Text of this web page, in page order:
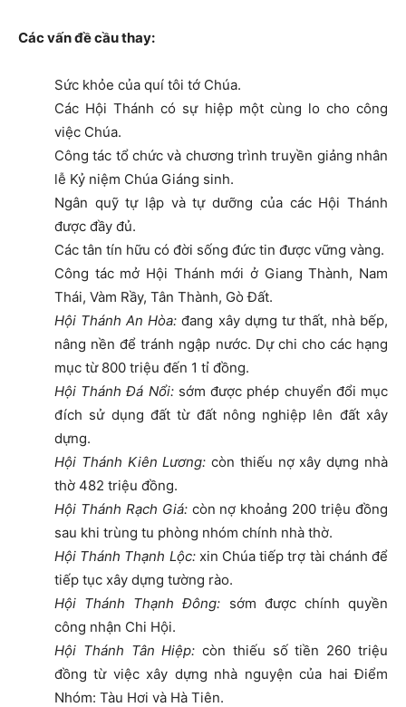
Các vấn đề cầu thay:
Sức khỏe của quí tôi tớ Chúa.
Các Hội Thánh có sự hiệp một cùng lo cho công
việc Chúa.
Công tác tổ chức và chương trình truyền giảng nhân
lễ Kỷ niệm Chúa Giáng sinh.
Ngân quỹ tự lập và tự dưỡng của các Hội Thánh
được đầy đủ.
Các tân tín hữu có đời sống đức tin được vững vàng.
Công tác mở Hội Thánh mới ở Giang Thành, Nam
Thái, Vàm Rầy, Tân Thành, Gò Đất.
Hội Thánh An Hòa: đang xây dựng tư thất, nhà bếp,
nâng nền để tránh ngập nước. Dự chi cho các hạng
mục từ 800 triệu đến 1 tỉ đồng.
Hội Thánh Đá Nổi:sớm được phép chuyển đổi mục
đích sử dụng đất từ đất nông nghiệp lên đất xây
dựng.
Hội Thánh Kiên Lương: còn thiếu nợ xây dựng nhà
thờ 482 triệu đồng.
Hội Thánh Rạch Giá:còn nợ khoảng 200 triệu đồng
sau khi trùng tu phòng nhóm chính nhà thờ.
Hội Thánh Thạnh Lộc:xin Chúa tiếp trợ tài chánh để
tiếp tục xây dựng tường rào.
Hội Thánh Thạnh Đông: sớm được chính quyền
công nhận Chi Hội.
Hội Thánh Tân Hiệp: còn thiếu số tiền 260 triệu
đồng từ việc xây dựng nhà nguyện của hai Điểm
Nhóm: Tàu Hơi và Hà Tiên.